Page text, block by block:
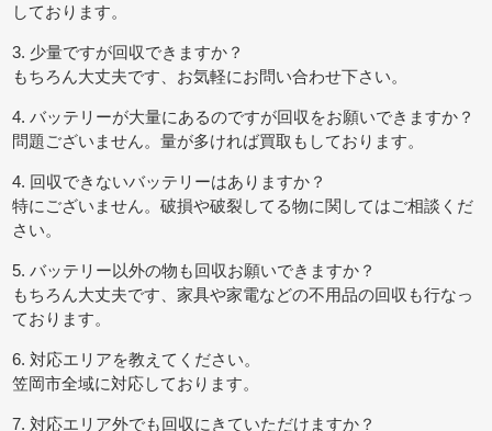
しております。
3. 少量ですが回収できますか？
もちろん大丈夫です、お気軽にお問い合わせ下さい。
4. バッテリーが大量にあるのですが回収をお願いできますか？
問題ございません。量が多ければ買取もしております。
4. 回収できないバッテリーはありますか？
特にございません。破損や破裂してる物に関してはご相談くだ
さい。
5. バッテリー以外の物も回収お願いできますか？
もちろん大丈夫です、家具や家電などの不用品の回収も行なっ
ております。
6. 対応エリアを教えてください。
笠岡市全域に対応しております。
7. 対応エリア外でも回収にきていただけますか？